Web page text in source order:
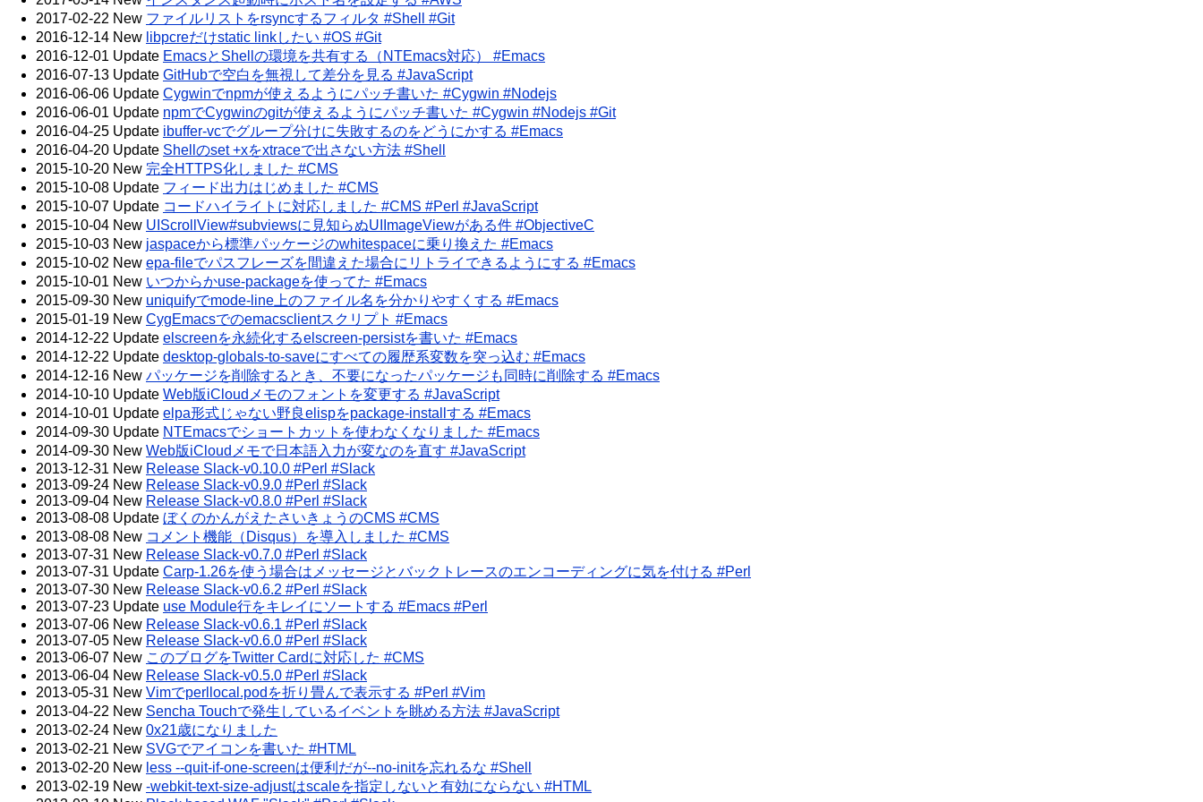
2017-02-22 New ファイルリストをrsyncするフィルタ #Shell #Git
2016-12-14 New libpcreだけstatic linkしたい #OS #Git
2016-12-01 Update EmacsとShellの環境を共有する（NTEmacs対応） #Emacs
2016-07-13 Update GitHubで空白を無視して差分を見る #JavaScript
2016-06-06 Update Cygwinでnpmが使えるようにパッチ書いた #Cygwin #Nodejs
2016-06-01 Update npmでCygwinのgitが使えるようにパッチ書いた #Cygwin #Nodejs #Git
2016-04-25 Update ibuffer-vcでグループ分けに失敗するのをどうにかする #Emacs
2016-04-20 Update Shellのset +xをxtraceで出さない方法 #Shell
2015-10-20 New 完全HTTPS化しました #CMS
2015-10-08 Update フィード出力はじめました #CMS
2015-10-07 Update コードハイライトに対応しました #CMS #Perl #JavaScript
2015-10-04 New UIScrollView#subviewsに見知らぬUIImageViewがある件 #ObjectiveC
2015-10-03 New jaspaceから標準パッケージのwhitespaceに乗り換えた #Emacs
2015-10-02 New epa-fileでパスフレーズを間違えた場合にリトライできるようにする #Emacs
2015-10-01 New いつからかuse-packageを使ってた #Emacs
2015-09-30 New uniquifyでmode-line上のファイル名を分かりやすくする #Emacs
2015-01-19 New CygEmacsでのemacsclientスクリプト #Emacs
2014-12-22 Update elscreenを永続化するelscreen-persistを書いた #Emacs
2014-12-22 Update desktop-globals-to-saveにすべての履歴系変数を突っ込む #Emacs
2014-12-16 New パッケージを削除するとき、不要になったパッケージも同時に削除する #Emacs
2014-10-10 Update Web版iCloudメモのフォントを変更する #JavaScript
2014-10-01 Update elpa形式じゃない野良elispをpackage-installする #Emacs
2014-09-30 Update NTEmacsでショートカットを使わなくなりました #Emacs
2014-09-30 New Web版iCloudメモで日本語入力が変なのを直す #JavaScript
2013-12-31 New Release Slack-v0.10.0 #Perl #Slack
2013-09-24 New Release Slack-v0.9.0 #Perl #Slack
2013-09-04 New Release Slack-v0.8.0 #Perl #Slack
2013-08-08 Update ぼくのかんがえたさいきょうのCMS #CMS
2013-08-08 New コメント機能（Disqus）を導入しました #CMS
2013-07-31 New Release Slack-v0.7.0 #Perl #Slack
2013-07-31 Update Carp-1.26を使う場合はメッセージとバックトレースのエンコーディングに気を付ける #Perl
2013-07-30 New Release Slack-v0.6.2 #Perl #Slack
2013-07-23 Update use Module行をキレイにソートする #Emacs #Perl
2013-07-06 New Release Slack-v0.6.1 #Perl #Slack
2013-07-05 New Release Slack-v0.6.0 #Perl #Slack
2013-06-07 New このブログをTwitter Cardに対応した #CMS
2013-06-04 New Release Slack-v0.5.0 #Perl #Slack
2013-05-31 New Vimでperllocal.podを折り畳んで表示する #Perl #Vim
2013-04-22 New Sencha Touchで発生しているイベントを眺める方法 #JavaScript
2013-02-24 New 0x21歳になりました
2013-02-21 New SVGでアイコンを書いた #HTML
2013-02-20 New less --quit-if-one-screenは便利だが--no-initを忘れるな #Shell
2013-02-19 New -webkit-text-size-adjustはscaleを指定しないと有効にならない #HTML